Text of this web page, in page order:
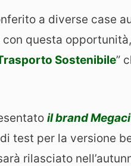
a diverse case
questa
Sostenibile”
il brand
test per la versione
rilasciato